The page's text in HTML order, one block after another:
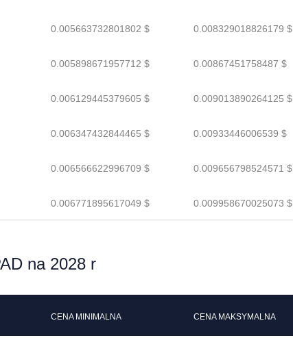
0.005663732801802 $ 0.008329018826179 $
0.005898671957712 $ 0.00867451758487 $
0.006129445379605 $ 0.009013890264125 $
0.006347432844465 $ 0.00933446006539 $
0.006566622996709 $ 0.009656798524571 $
0.006771895617049 $ 0.009958670025073 $
na 2028 r
CENA MINIMALNA CENA MAKSYMALNA